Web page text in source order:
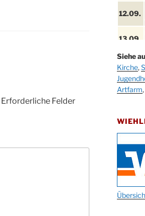
Erforderliche Felder
12.09.
13.09.
19.09.
25. u.
26.09.
10.10.
11.10.
Siehe
Kirche,
Artfarm,